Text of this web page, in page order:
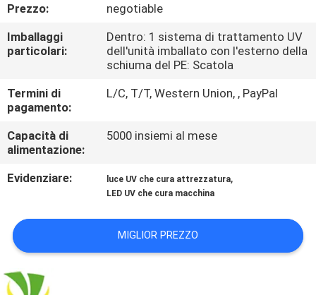
CONTATTICI
RICHIEDA
UNA
CITAZIONE
MAPPA
DEL
SITO
Prezzo:
negotiable
Imballaggi
particolari:
Dentro: 1 sistema di trattamento UV
dell'unità imballato con l'esterno della
schiuma del PE: Scatola
Termini di
pagamento:
L/C, T/T, Western Union, , PayPal
Capacità di
alimentazione:
5000 insiemi al mese
Evidenziare: luce UV che cura attrezzatura,
LED UV che cura macchina
MIGLIOR PREZZO